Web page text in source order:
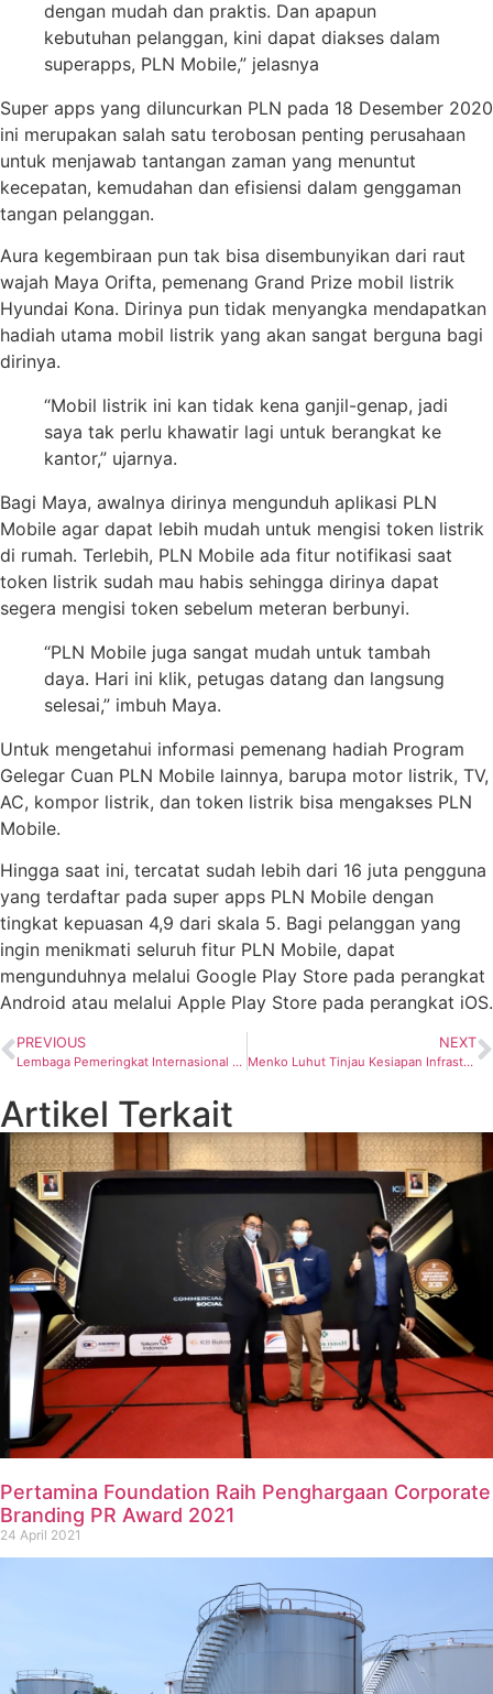
dengan mudah dan praktis. Dan apapun
kebutuhan pelanggan, kini dapat diakses dalam
superapps, PLN Mobile,” jelasnya
Super apps yang diluncurkan PLN pada 18 Desember 2020
ini merupakan salah satu terobosan penting perusahaan
untuk menjawab tantangan zaman yang menuntut
kecepatan, kemudahan dan efisiensi dalam genggaman
tangan pelanggan.
Aura kegembiraan pun tak bisa disembunyikan dari raut
wajah Maya Orifta, pemenang Grand Prize mobil listrik
Hyundai Kona. Dirinya pun tidak menyangka mendapatkan
hadiah utama mobil listrik yang akan sangat berguna bagi
dirinya.
“Mobil listrik ini kan tidak kena ganjil-genap, jadi
saya tak perlu khawatir lagi untuk berangkat ke
kantor,” ujarnya.
Bagi Maya, awalnya dirinya mengunduh aplikasi PLN
Mobile agar dapat lebih mudah untuk mengisi token listrik
di rumah. Terlebih, PLN Mobile ada fitur notifikasi saat
token listrik sudah mau habis sehingga dirinya dapat
segera mengisi token sebelum meteran berbunyi.
“PLN Mobile juga sangat mudah untuk tambah
daya. Hari ini klik, petugas datang dan langsung
selesai,” imbuh Maya.
Untuk mengetahui informasi pemenang hadiah Program
Gelegar Cuan PLN Mobile lainnya, barupa motor listrik, TV,
AC, kompor listrik, dan token listrik bisa mengakses PLN
Mobile.
Hingga saat ini, tercatat sudah lebih dari 16 juta pengguna
yang terdaftar pada super apps PLN Mobile dengan
tingkat kepuasan 4,9 dari skala 5. Bagi pelanggan yang
ingin menikmati seluruh fitur PLN Mobile, dapat
mengunduhnya melalui Google Play Store pada perangkat
Android atau melalui Apple Play Store pada perangkat iOS.
PREVIOUS
Lembaga Pemeringkat Internasional Sebut Pertamina Layak Investasi
NEXT
Menko Luhut Tinjau Kesiapan Infrastruktur Venue G20 di Bali
Artikel Terkait
Pertamina Foundation Raih Penghargaan Corporate
Branding PR Award 2021
24 April 2021